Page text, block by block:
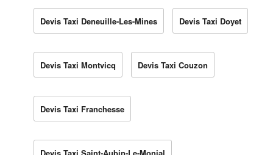
Devis Taxi Deneuille-Les-Mines Devis Taxi Doyet
Devis Taxi Montvicq Devis Taxi Couzon
Devis Taxi Franchesse